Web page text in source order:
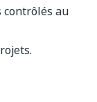
au